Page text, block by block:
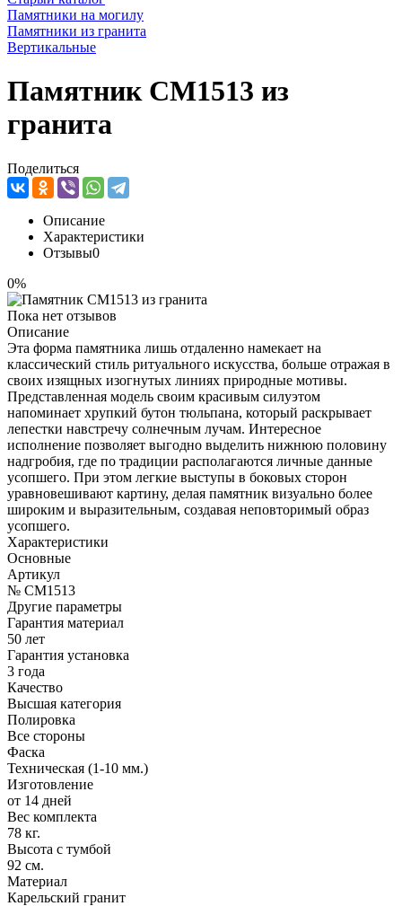
Памятники на могилу
Памятники из гранита
Вертикальные
Памятник CM1513 из
гранита
Поделиться
Описание
Характеристики
Отзывы0
0%
Пока нет отзывов
Описание
Эта форма памятника лишь отдаленно намекает на
классический стиль ритуального искусства, больше отражая в
своих изящных изогнутых линиях природные мотивы.
Представленная модель своим красивым силуэтом
напоминает хрупкий бутон тюльпана, который раскрывает
лепестки навстречу солнечным лучам. Интересное
исполнение позволяет выгодно выделить нижнюю половину
надгробия, где по традиции располагаются личные данные
усопшего. При этом легкие выступы в боковых сторон
уравновешивают картину, делая памятник визуально более
широким и выразительным, создавая неповторимый образ
усопшего.
Характеристики
Основные
Артикул
№ CM1513
Другие параметры
Гарантия материал
50 лет
Гарантия установка
3 года
Качество
Высшая категория
Полировка
Все стороны
Фаска
Техническая (1-10 мм.)
Изготовление
от 14 дней
Вес комплекта
78 кг.
Высота с тумбой
92 см.
Материал
Карельский гранит